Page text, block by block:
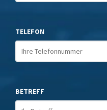
TELEFON
BETREFF